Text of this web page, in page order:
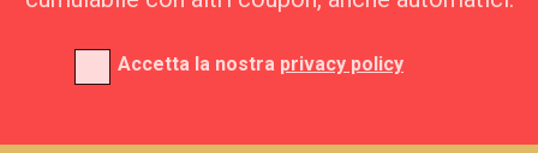
Accetta la nostra privacy policy